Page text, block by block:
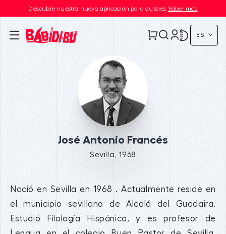
Descubre nuestra nueva aplicación para autores Saber más
ES
José Antonio Francés
Sevilla, 1968
Nació en Sevilla en 1968 . Actualmente reside en
el municipio sevillano de Alcalá del Guadaira.
Estudió Filología Hispánica, y es profesor de